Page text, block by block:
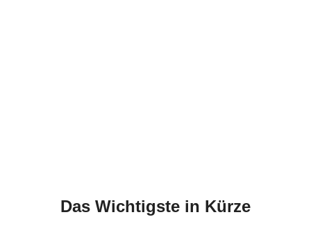
Das Wichtigste in Kürze